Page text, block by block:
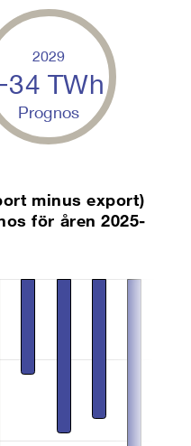
2029
TWh
Prognos
minus export)
för åren 2025-
TWh. Data